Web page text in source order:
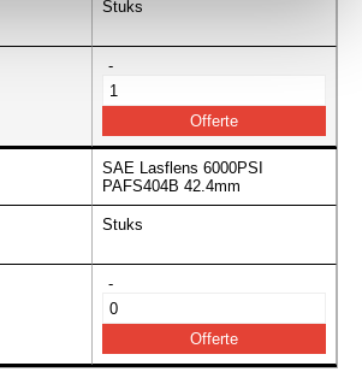
Stuks
-
SAE Lasflens 6000PSI
PAFS404B 42.4mm
Stuks
-